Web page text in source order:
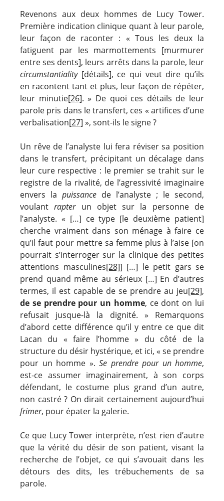
Revenons aux deux hommes de Lucy Tower.
Première indication clinique quant à leur parole,
leur façon de raconter : « Tous les deux la
fatiguent par les marmottements [murmurer
entre ses dents], leurs arrêts dans la parole, leur
circumstantiality [détails], ce qui veut dire qu’ils
en racontent tant et plus, leur façon de répéter,
leur minutie[26]. » De quoi ces détails de leur
parole pris dans le transfert, ces « artifices d’une
verbalisation[27] », sont-ils le signe ?
Un rêve de l’analyste lui fera réviser sa position
dans le transfert, précipitant un décalage dans
leur cure respective : le premier se trahit sur le
registre de la rivalité, de l’agressivité imaginaire
envers la puissance de l’analyste ; le second,
voulantrapterun objet sur la personne de
l’analyste. « […] ce type [le deuxième patient]
cherche vraiment dans son ménage à faire ce
qu’il faut pour mettre sa femme plus à l’aise [on
pourrait s’interroger sur la clinique des petites
attentions masculines[28]] […] le petit gars se
prend quand même au sérieux […] En d’autres
termes, il est capable de se prendre au jeu[29],
de se prendre pour un homme, ce dont on lui
refusait jusque-là la dignité. » Remarquons
d’abord cette différence qu’il y entre ce que dit
Lacan du « faire l’homme » du côté de la
structure du désir hystérique, et ici, « se prendre
pour un homme ». Se prendre pour un homme,
est-ce assumer imaginairement, à son corps
défendant, le costume plus grand d’un autre,
non castré ? On dirait certainement aujourd’hui
frimer, pour épater la galerie.
Ce que Lucy Tower interprète, n’est rien d’autre
que la vérité du désir de son patient, visant la
recherche de l’objet, ce qui s’avouait dans les
détours des dits, les trébuchements de sa
parole.